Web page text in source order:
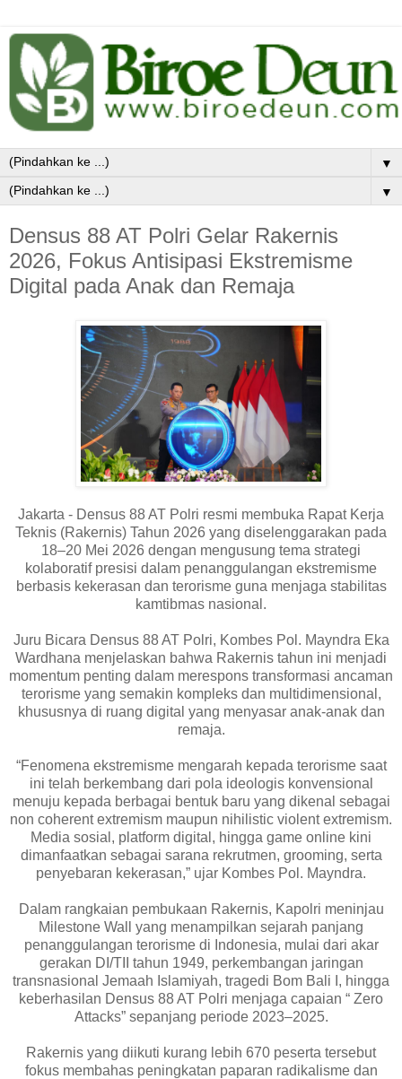
▼
▼
Densus 88 AT Polri Gelar Rakernis
2026, Fokus Antisipasi Ekstremisme
Digital pada Anak dan Remaja
Jakarta - Densus 88 AT Polri resmi membuka Rapat Kerja
Teknis (Rakernis) Tahun 2026 yang diselenggarakan pada
18–20 Mei 2026 dengan mengusung tema strategi
kolaboratif presisi dalam penanggulangan ekstremisme
berbasis kekerasan dan terorisme guna menjaga stabilitas
kamtibmas nasional.
Juru Bicara Densus 88 AT Polri, Kombes Pol. Mayndra Eka
Wardhana menjelaskan bahwa Rakernis tahun ini menjadi
momentum penting dalam merespons transformasi ancaman
terorisme yang semakin kompleks dan multidimensional,
khususnya di ruang digital yang menyasar anak-anak dan
remaja.
“Fenomena ekstremisme mengarah kepada terorisme saat
ini telah berkembang dari pola ideologis konvensional
menuju kepada berbagai bentuk baru yang dikenal sebagai
non coherent extremism maupun nihilistic violent extremism.
Media sosial, platform digital, hingga game online kini
dimanfaatkan sebagai sarana rekrutmen, grooming, serta
penyebaran kekerasan,” ujar Kombes Pol. Mayndra.
Dalam rangkaian pembukaan Rakernis, Kapolri meninjau
Milestone Wall yang menampilkan sejarah panjang
penanggulangan terorisme di Indonesia, mulai dari akar
gerakan DI/TII tahun 1949, perkembangan jaringan
transnasional Jemaah Islamiyah, tragedi Bom Bali I, hingga
keberhasilan Densus 88 AT Polri menjaga capaian “ Zero
Attacks” sepanjang periode 2023–2025.
Rakernis yang diikuti kurang lebih 670 peserta tersebut
fokus membahas peningkatan paparan radikalisme dan